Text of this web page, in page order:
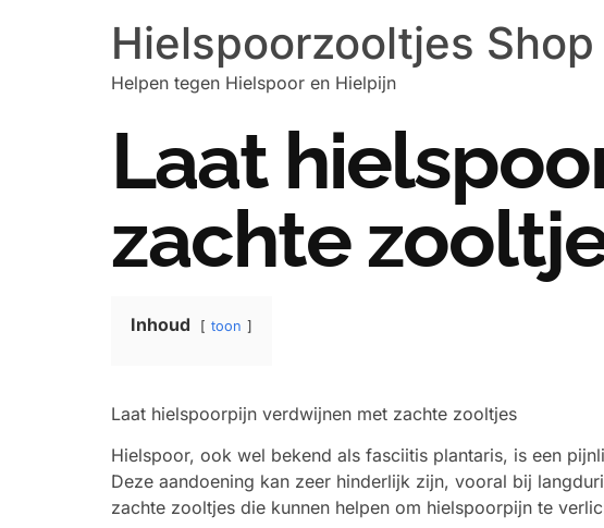
Hielspoorzooltjes Shop
Helpen tegen Hielspoor en Hielpijn
Laat
zachte
Inhoud toon
Laat hielspoorpijn verdwijnen met zachte zooltjes
Hielspoor, ook wel bekend als fasciitis plantaris, is een
Deze aandoening kan zeer hinderlijk zijn, vooral bij
zachte zooltjes die kunnen helpen om hielspoorpijn te